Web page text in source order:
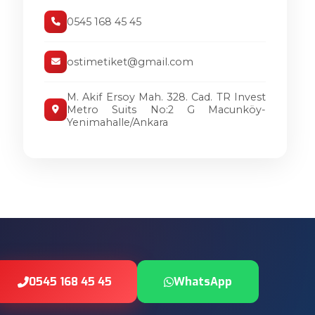
0545 168 45 45
ostimetiket@gmail.com
M. Akif Ersoy Mah. 328. Cad. TR Invest
Metro Suits No:2 G Macunköy-
Yenimahalle/Ankara
0545 168 45 45 WhatsApp